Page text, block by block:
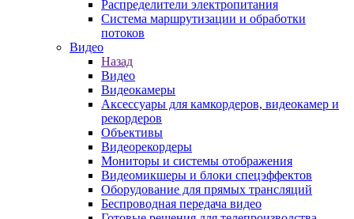
Распределители электропитания
Система маршрутизации и обработки
потоков
Видео
Назад
Видео
Видеокамеры
Аксессуары для камкордеров, видеокамер и
рекордеров
Объективы
Видеорекордеры
Мониторы и системы отображения
Видеомикшеры и блоки спецэффектов
Оборудование для прямых трансляций
Беспроводная передача видео